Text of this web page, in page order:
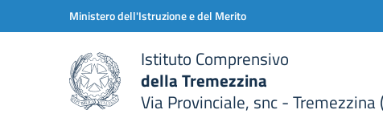
Vai ai contenuti
Vai al menu di navigazioneMinistero dell'Istruzione e del Merito
scuola
Istituto Comprensivo
della Tremezzina
Via Provinciale, snc - Tremezzina